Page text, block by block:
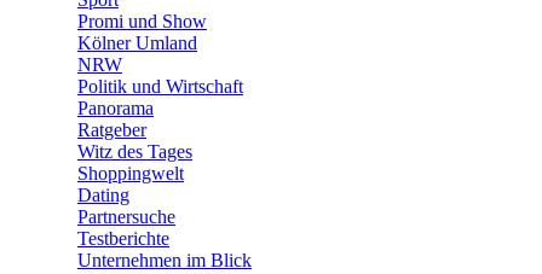
Promi und Show
Kölner Umland
NRW
Politik und Wirtschaft
Panorama
Ratgeber
Witz des Tages
Shoppingwelt
Dating
Partnersuche
Testberichte
Unternehmen im Blick